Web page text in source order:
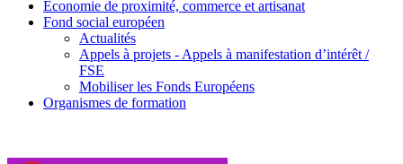
Economie de proximité, commerce et artisanat
Fond social européen
Actualités
Appels à projets - Appels à manifestation d’intérêt /
FSE
Mobiliser les Fonds Européens
Organismes de formation